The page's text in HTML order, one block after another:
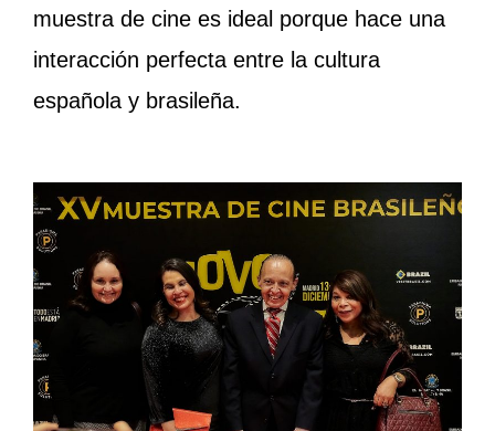
muestra de cine es ideal porque hace una
interacción perfecta entre la cultura
española y brasileña.